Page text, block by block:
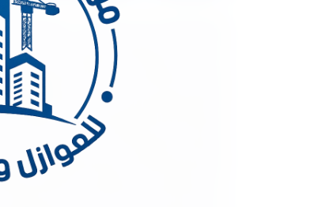
شركة
الإنشــاءات في الوطــن العربــي وخاصــة
عربيــة تســتطيع أن تقــوم بتنفيــذ
الأجنبيــة وخاصــة في مجــالات
العمل والدقة والانجاز هدفنا رضاء
استرتحات تنفذ جميع المباني كافه
تعتبر شركة مقاولات عامة بالرياض هي
أكبر مجموعة من المهندسين والفنين